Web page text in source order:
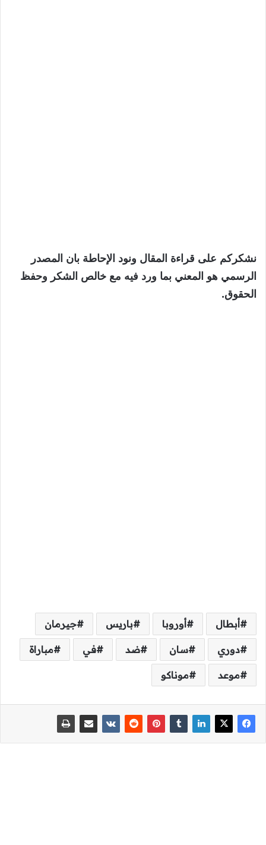
نشكركم على قراءة المقال ونود الإحاطة بان المصدر
الرسمي هو المعني بما ورد فيه مع خالص الشكر وحفظ
الحقوق.
أبطال أوروبا باريس جيرمان
دوري سان ضد في مباراة
موعد موناكو